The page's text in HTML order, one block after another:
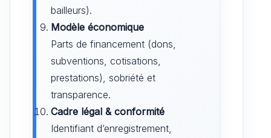
bailleurs).
Modèle économique
Parts de financement (dons,
subventions, cotisations,
prestations), sobriété et
transparence.
Cadre légal & conformité
Identifiant d’enregistrement,